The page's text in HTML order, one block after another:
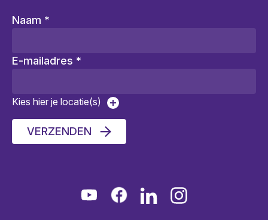
Naam *
E-mailadres *
Kies hier je locatie(s)
VERZENDEN